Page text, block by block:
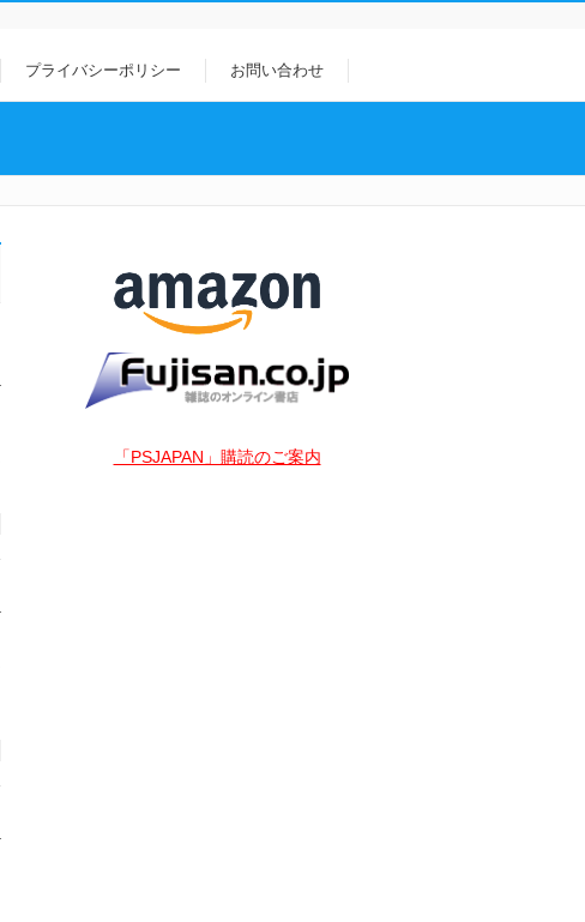
プライバシーポリシー お問い合わせ
「PSJAPAN」購読のご案内